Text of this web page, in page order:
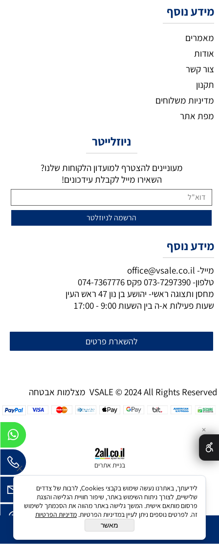
הוסף לסל
מידע נוסף
מאמרים
אודות
צור קשר
תקנון
מדיניות משלוחים
מפת אתר
ניוזלייטר
מעוניינים להצטרף למועדון הלקוחות שלנו?
השאירו מייל לקבלת עידכונים!
מידע נוסף
מייל- office@vsale.co.il
טלפון-073-7297390פקס 074-7367776
מחסן ותצוגה ראשי- יהושע בן נון 47 ראש העין
שעות פעילות א-ה בין השעות 9:00 - 17:00
להשארת פרטים
מצלמות אבטחה VSALE © 2024 All Rights Reserved
בניית אתרים
✕
לידיעתך, באתרנו נעשה שימוש בקבצי Cookies, לרבות של צדדים
שלישיים, לצורך ניתוח השימוש באתר, שיפור חוויית הגלישה והצגת
פרסום מותאם אישית. המשך גלישה באתר מהווה את הסכמתך לשימוש
זה. לפרטים נוספים ניתן לעיין במדיניות הפרטיות. מדיניות הפרטיות
מאשר